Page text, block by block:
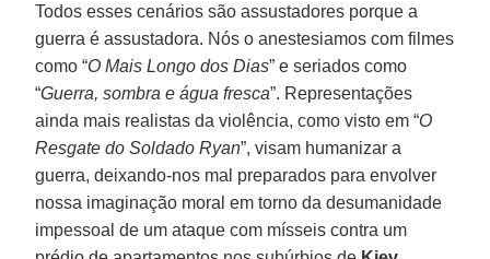
Todos esses cenários são assustadores porque a
guerra é assustadora. Nós o anestesiamos com filmes
como “O Mais Longo dos Dias” e seriados como
“Guerra, sombra e água fresca”. Representações
ainda mais realistas da violência, como visto em “O
Resgate do Soldado Ryan”, visam humanizar a
guerra, deixando-nos mal preparados para envolver
nossa imaginação moral em torno da desumanidade
impessoal de um ataque com mísseis contra um